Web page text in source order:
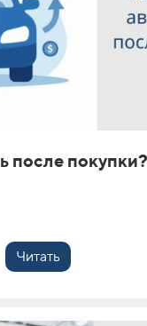
после покупки?
Читать